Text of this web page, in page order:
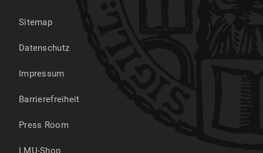
Sitemap
Datenschutz
Impressum
Barrierefreiheit
Press Room
LMU-Shop